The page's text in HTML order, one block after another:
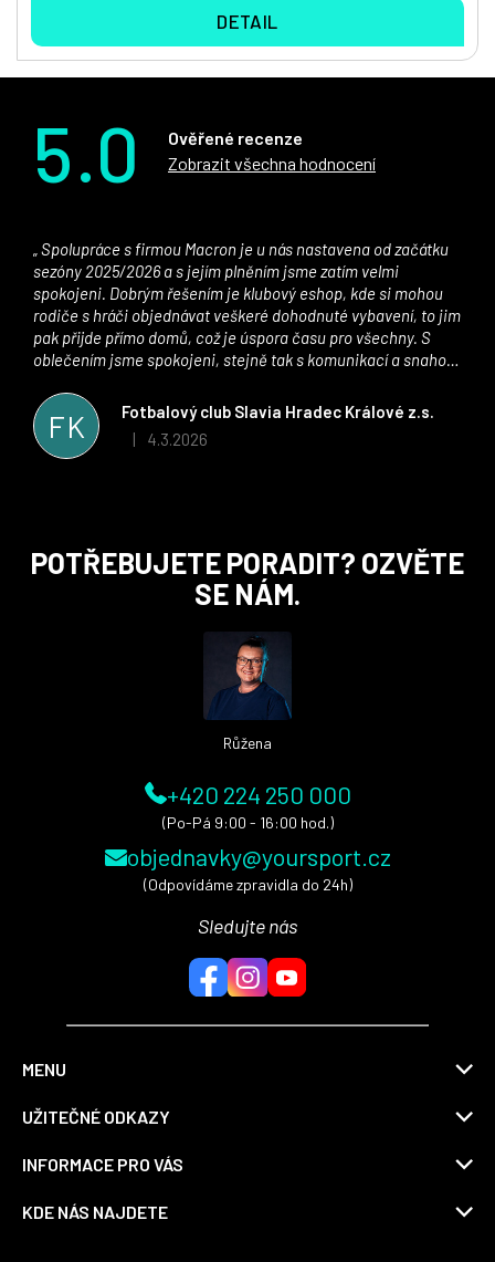
DETAIL
5.0
Ověřené recenze
Zobrazit všechna hodnocení
FK
Fotbalový club Slavia Hradec Králové z.s.
Hodnocení obchodu je 5 z 5 hvězdiček.
| 4.3.2026
sezóny 2025/2026 a s jejím plněním jsme zatím velmi
spokojeni. Dobrým řešením je klubový eshop, kde si mohou
rodiče s hráči objednávat veškeré dohodnuté vybavení, to jim
pak přijde přímo domů, což je úspora času pro všechny. S
oblečením jsme spokojeni, stejně tak s komunikací a snahou
stran. Věříme, že v tomto duchu bude spolupráce pokračovat
i nadále, nyní už začínáme řešit i první sady dresů ;)
POTŘEBUJETE PORADIT? OZVĚTE
SE NÁM.
Růžena
+420 224 250 000
(Po-Pá 9:00 - 16:00 hod.)
objednavky@yoursport.cz
(Odpovídáme zpravidla do 24h)
Sledujte nás
MENU
UŽITEČNÉ ODKAZY
INFORMACE PRO VÁS
KDE NÁS NAJDETE